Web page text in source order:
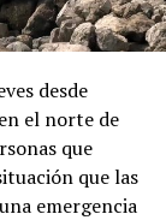
del
desde
el norte de
que
que las
emergencia